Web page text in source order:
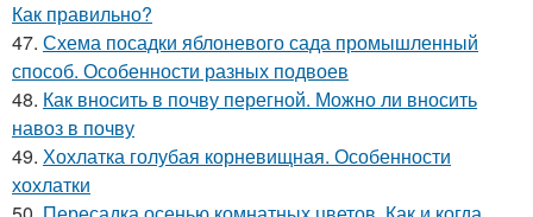
Как правильно?
47. Схема посадки яблоневого сада промышленный
способ. Особенности разных подвоев
48. Как вносить в почву перегной. Можно ли вносить
навоз в почву
49. Хохлатка голубая корневищная. Особенности
хохлатки